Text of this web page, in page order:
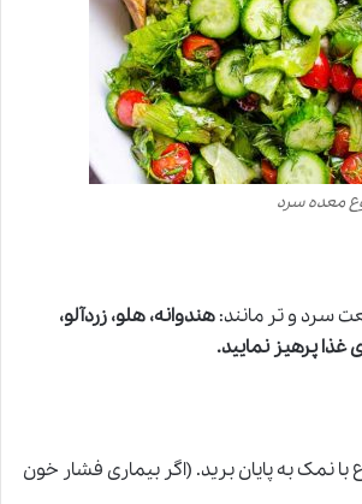
معده سرد
هندوانه، هلو، زردآلو،
پرهیز نمایید.
نمک به پایان برید. (اگر بیماری فشار خون